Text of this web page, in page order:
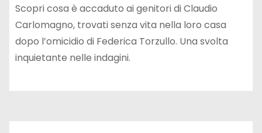
Scopri cosa è accaduto ai genitori di Claudio
Carlomagno, trovati senza vita nella loro casa
dopo l’omicidio di Federica Torzullo. Una svolta
inquietante nelle indagini.